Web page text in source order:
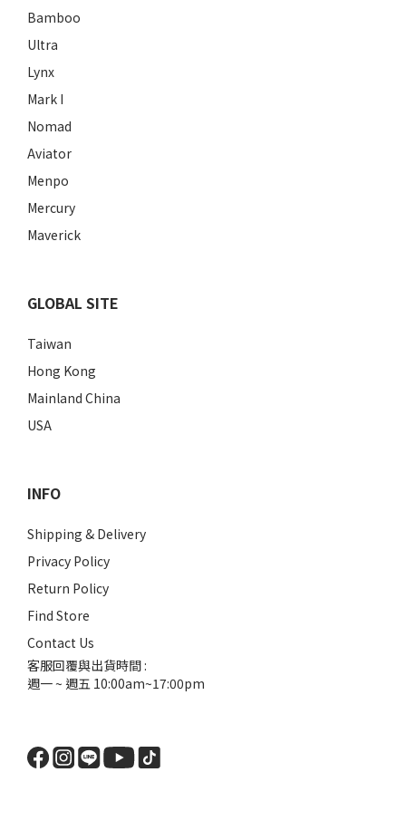
Bamboo
Ultra
Lynx
Mark I
Nomad
Aviator
Menpo
Mercury
Maverick
GLOBAL SITE
Taiwan
Hong Kong
Mainland China
USA
INFO
Shipping & Delivery
Privacy Policy
Return Policy
Find Store
Contact Us
客服回覆與出貨時間 :
週一 ~ 週五 10:00am~17:00pm